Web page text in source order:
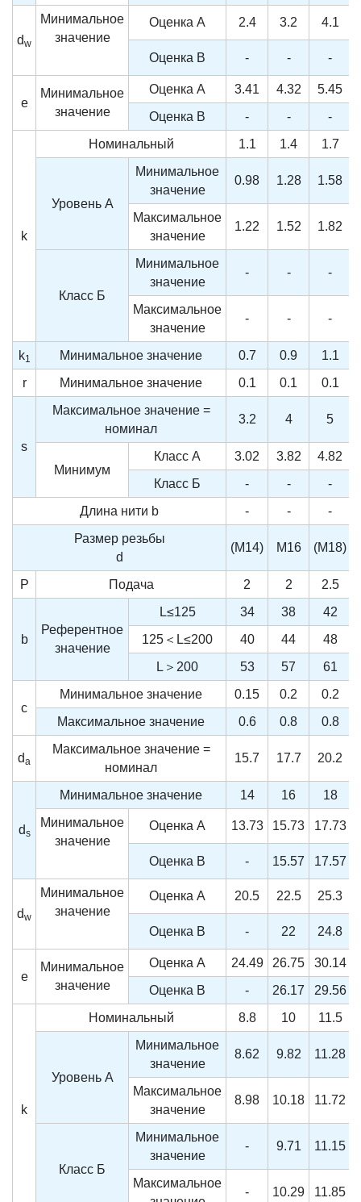
dw
Минимальное
значение
Оценка A 2.4 3.2 4.1
Оценка B - - -
e
Минимальное
значение
Оценка A 3.41 4.32 5.45
Оценка B
- - -
k
Номинальный 1.1 1.4 1.7
Уровень А
Минимальное
значение
0.98 1.28 1.58
Максимальное
значение
1.22 1.52 1.82
Класс Б
Минимальное
значение
- - -
Максимальное
значение
- - -
k1 Минимальное значение 0.7 0.9
1.1
r
Минимальное значение 0.1 0.1 0.1
s
Максимальное значение =
номинал
3.2 4 5
Минимум
Класс А 3.02 3.82 4.82
Класс Б
- -
-
Длина нити b - -
-
Размер резьбы
d
(M14) M16 (M18)
P Подача 2 2 2.5
b
Референтное
значение
L≤125 34 38
42
125＜L≤200
40 44
48
L＞200
53 57 61
c
Минимальное значение 0.15 0.2
0.2
Максимальное значение
0.6 0.8 0.8
da
Максимальное значение =
номинал
15.7 17.7 20.2
ds
Минимальное значение 14 16
18
Минимальное
значение
Оценка A 13.73 15.73 17.73
Оценка B - 15.57 17.57
dw
Минимальное
значение
Оценка A 20.5 22.5 25.3
Оценка B - 22 24.8
e
Минимальное
значение
Оценка A 24.49 26.75 30.14
Оценка B
- 26.17 29.56
k
Номинальный 8.8 10 11.5
Уровень А
Минимальное
значение
8.62 9.82 11.28
Максимальное
значение
8.98 10.18 11.72
Класс Б
Минимальное
значение
- 9.71 11.15
Максимальное
- 10.29 11.85